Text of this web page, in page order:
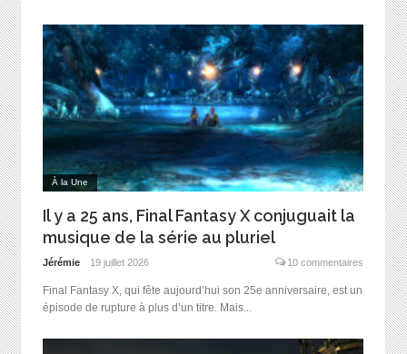
À la Une
Il y a 25 ans, Final Fantasy X conjuguait la
musique de la série au pluriel
Jérémie 19 juillet 2026 10 commentaires
Final Fantasy X, qui fête aujourd’hui son 25e anniversaire, est un
épisode de rupture à plus d’un titre. Mais...